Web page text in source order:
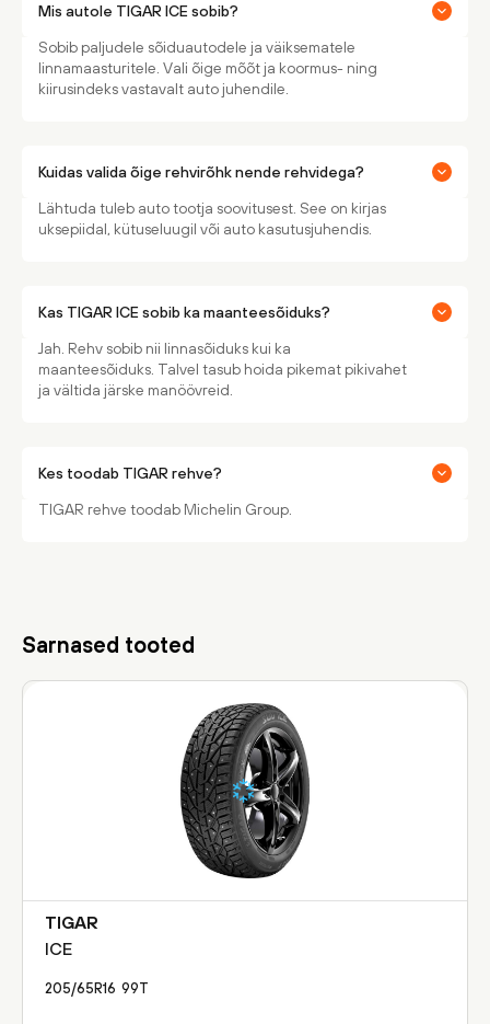
Mis autole TIGAR ICE sobib?
Sobib paljudele sõiduautodele ja väiksematele
linnamaasturitele. Vali õige mõõt ja koormus- ning
kiirusindeks vastavalt auto juhendile.
Kuidas valida õige rehvirõhk nende rehvidega?
Lähtuda tuleb auto tootja soovitusest. See on kirjas
uksepiidal, kütuseluugil või auto kasutusjuhendis.
Kas TIGAR ICE sobib ka maanteesõiduks?
Jah. Rehv sobib nii linnasõiduks kui ka
maanteesõiduks. Talvel tasub hoida pikemat pikivahet
ja vältida järske manöövreid.
Kes toodab TIGAR rehve?
TIGAR rehve toodab Michelin Group.
Sarnased tooted
TIGAR
ICE
205/65R16 99T